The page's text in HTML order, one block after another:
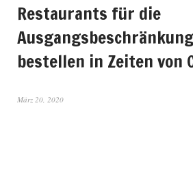
Restaurants für die
bestellen in Zeiten von
März 20, 2020